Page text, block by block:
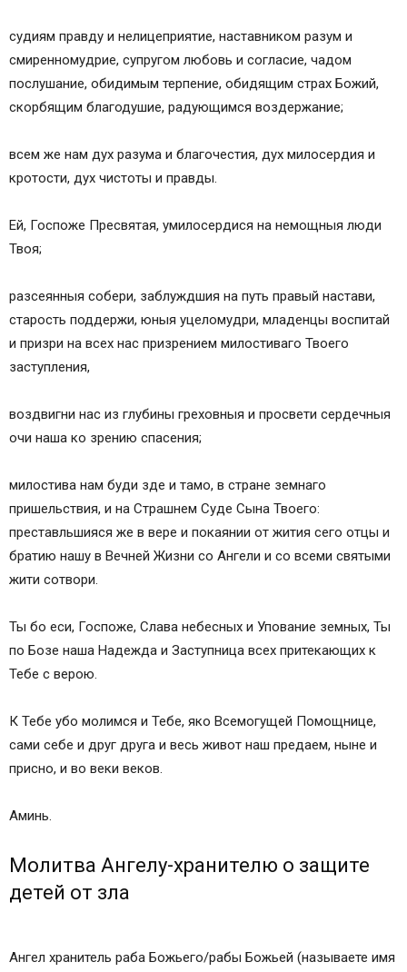
судиям правду и нелицеприятие, наставником разум и
смиренномудрие, супругом любовь и согласие, чадом
послушание, обидимым терпение, обидящим страх Божий,
скорбящим благодушие, радующимся воздержание;
всем же нам дух разума и благочестия, дух милосердия и
кротости, дух чистоты и правды.
Ей, Госпоже Пресвятая, умилосердися на немощныя люди
Твоя;
разсеянныя собери, заблуждшия на путь правый настави,
старость поддержи, юныя уцеломудри, младенцы воспитай
и призри на всех нас призрением милостиваго Твоего
заступления,
воздвигни нас из глубины греховныя и просвети сердечныя
очи наша ко зрению спасения;
милостива нам буди зде и тамо, в стране земнаго
пришельствия, и на Страшнем Суде Сына Твоего:
преставльшияся же в вере и покаянии от жития сего отцы и
братию нашу в Вечней Жизни со Ангели и со всеми святыми
жити сотвори.
Ты бо еси, Госпоже, Слава небесных и Упование земных, Ты
по Бозе наша Надежда и Заступница всех притекающих к
Тебе с верою.
К Тебе убо молимся и Тебе, яко Всемогущей Помощнице,
сами себе и друг друга и весь живот наш предаем, ныне и
присно, и во веки веков.
Аминь.
Молитва Ангелу-хранителю о защите
детей от зла
Ангел хранитель раба Божьего/рабы Божьей (называете имя